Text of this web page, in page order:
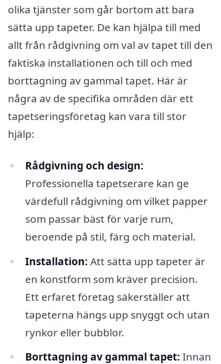
olika tjänster som går bortom att bara
sätta upp tapeter. De kan hjälpa till med
allt från rådgivning om val av tapet till den
faktiska installationen och till och med
borttagning av gammal tapet. Här är
några av de specifika områden där ett
tapetseringsföretag kan vara till stor
hjälp:
Rådgivning och design:
Professionella tapetserare kan ge
värdefull rådgivning om vilket papper
som passar bäst för varje rum,
beroende på stil, färg och material.
Installation: Att sätta upp tapeter är
en konstform som kräver precision.
Ett erfaret företag säkerställer att
tapeterna hängs upp snyggt och utan
rynkor eller bubblor.
Borttagning av gammal tapet: Innan